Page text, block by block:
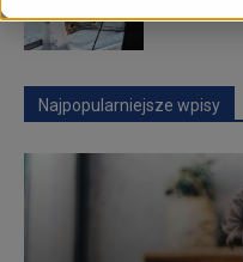
Najpopularniejsze wpisy